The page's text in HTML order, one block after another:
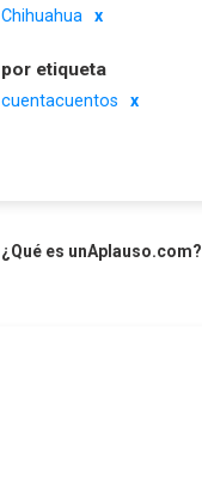
Chihuahua
por etiqueta
cuentacuentos
¿Qué es unAplauso.com?